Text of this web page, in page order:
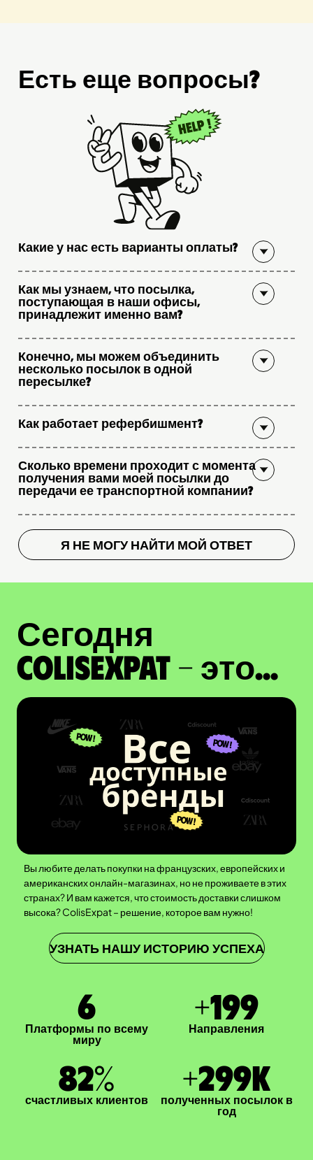
Есть еще вопросы?
Какие у нас есть варианты оплаты?
Как мы узнаем, что посылка,
поступающая в наши офисы,
принадлежит именно вам?
Конечно, мы можем объединить
несколько посылок в одной
пересылке?
Как работает рефербишмент?
Сколько времени проходит с момента
получения вами моей посылки до
передачи ее транспортной компании?
Я НЕ МОГУ НАЙТИ МОЙ ОТВЕТ
Сегодня
ColisExpat - это...
Вы любите делать покупки на французских, европейских и
американских онлайн-магазинах, но не проживаете в этих
странах? И вам кажется, что стоимость доставки слишком
высока? ColisExpat – решение, которое вам нужно!
УЗНАТЬ НАШУ ИСТОРИЮ УСПЕХА
7
Платформы по всему
миру
+200
Направления
83%
счастливых клиентов
+300K
полученных посылок в
год